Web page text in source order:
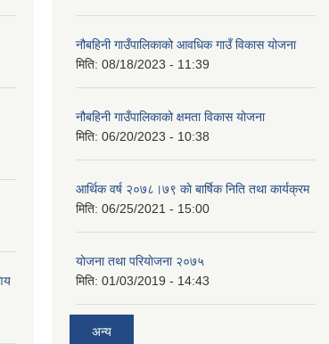
नौबहिनी गाउँपालिकाको आवधिक गाउँ विकास योजना
मिति: 08/18/2023 - 11:39
नौबहिनी गाउँपालिकाको क्षमता विकास योजना
मिति: 06/20/2023 - 10:38
आर्थिक वर्ष २०७८।७९ काे बार्षिक निति तथा कार्यक्रम
मिति: 06/25/2021 - 15:00
याेजना तथा परियाेजना २०७५
मिति: 01/03/2019 - 14:43
अन्य